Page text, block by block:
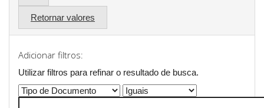
Retornar valores
Adicionar filtros:
Utilizar filtros para refinar o resultado de busca.